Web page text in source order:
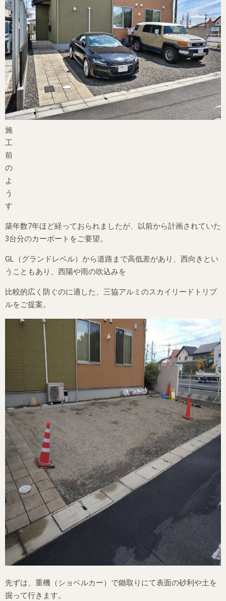
施
工
前
の
よ
う
す
築年数7年ほど経っておられましたが、以前から計画されていた
3台分のカーポートをご要望。
GL（グランドレベル）から道路まで高低差があり、西向きとい
うこともあり、西陽や雨の吹込みを
比較的広く防ぐのに適した、三協アルミのスカイリードトリプ
ルをご提案。
先ずは、重機（ショベルカー）で鋤取りにて表面の砂利や土を
掘って行きます。